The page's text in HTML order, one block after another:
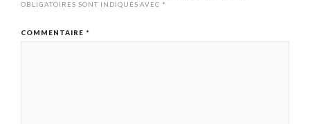
OBLIGATOIRES SONT INDIQUÉS AVEC *
COMMENTAIRE *